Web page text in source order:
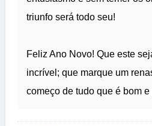
triunfo será todo seu!
Feliz Ano Novo! Que este
incrível; que marque um
começo de tudo que é bom e